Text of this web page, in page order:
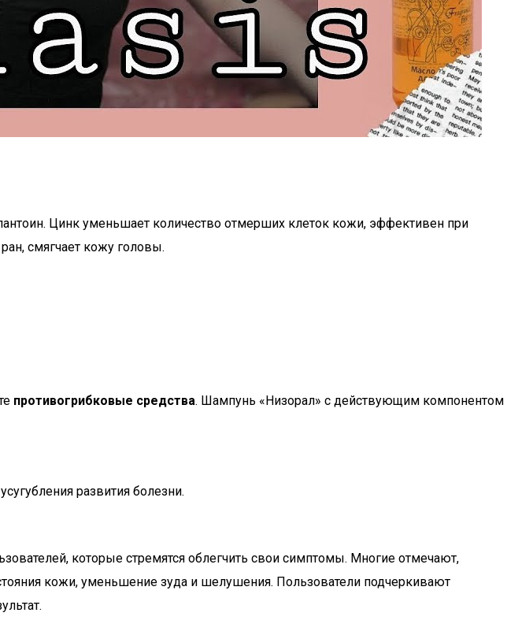
Цинк уменьшает количество отмерших клеток кожи, эффективен при
смягчает кожу головы.
противогрибковые средства. Шампунь «Низорал» с действующим компонентом
развития болезни.
которые стремятся облегчить свои симптомы. Многие отмечают,
кожи, уменьшение зуда и шелушения. Пользователи подчеркивают